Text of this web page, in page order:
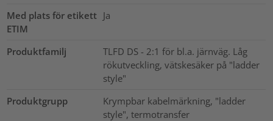
Med plats för etikett
ETIM
Ja
Produktfamilj
TLFD DS - 2:1 för bl.a. järnväg. Låg
rökutveckling, vätskesäker på "ladder
style"
Produktgrupp
Krympbar kabelmärkning, "ladder
style", termotransfer